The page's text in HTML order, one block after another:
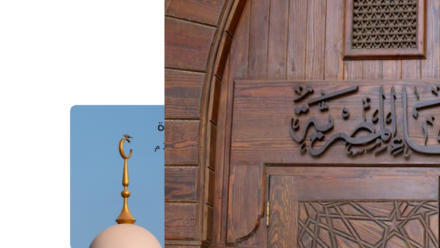
حجز موعد
الفتوى الهاتفية
مَواقِيتُ الصَّـــلاة
القاهرة · 07 أغسطس 2026 م
الفجر
4 :41
الشروق
6 :17
الظهر